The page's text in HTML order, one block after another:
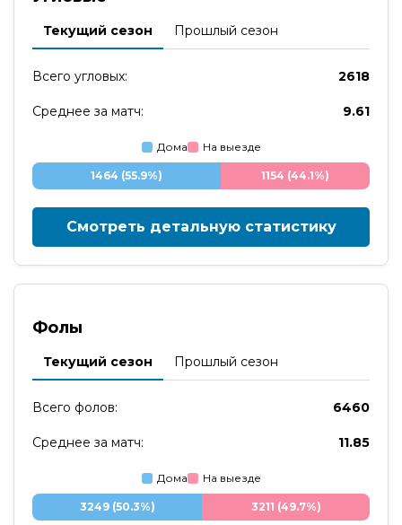
Текущий сезон Прошлый сезон
Всего угловых: 2618
Среднее за матч: 9.61
Дома На выезде
1464 (55.9%) 1154 (44.1%)
Смотреть детальную статистику
Фолы
Текущий сезон Прошлый сезон
Всего фолов: 6460
Среднее за матч: 11.85
Дома На выезде
3249 (50.3%) 3211 (49.7%)